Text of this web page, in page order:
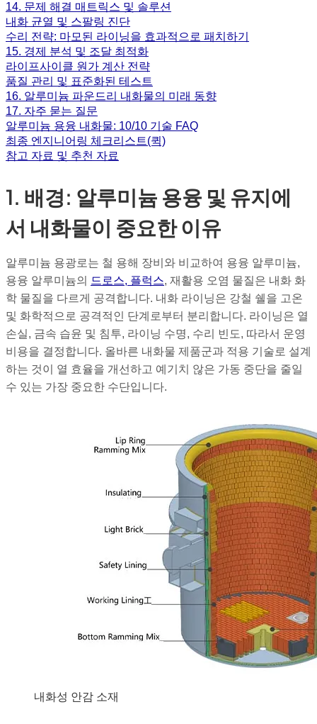
14. 문제 해결 매트릭스 및 솔루션
내화 균열 및 스팔링 진단
수리 전략: 마모된 라이닝을 효과적으로 패치하기
15. 경제 분석 및 조달 최적화
라이프사이클 원가 계산 전략
품질 관리 및 표준화된 테스트
16. 알루미늄 파운드리 내화물의 미래 동향
17. 자주 묻는 질문
알루미늄 용융 내화물: 10/10 기술 FAQ
최종 엔지니어링 체크리스트(퀵)
참고 자료 및 추천 자료
1. 배경: 알루미늄 용융 및 유지에
서 내화물이 중요한 이유
알루미늄 용광로는 철 용해 장비와 비교하여 용융 알루미늄,
용융 알루미늄의 드로스, 플럭스, 재활용 오염 물질은 내화 화
학 물질을 다르게 공격합니다. 내화 라이닝은 강철 쉘을 고온
및 화학적으로 공격적인 단계로부터 분리합니다. 라이닝은 열
손실, 금속 습윤 및 침투, 라이닝 수명, 수리 빈도, 따라서 운영
비용을 결정합니다. 올바른 내화물 제품군과 적용 기술로 설계
하는 것이 열 효율을 개선하고 예기치 않은 가동 중단을 줄일
수 있는 가장 중요한 수단입니다.
내화성 안감 소재